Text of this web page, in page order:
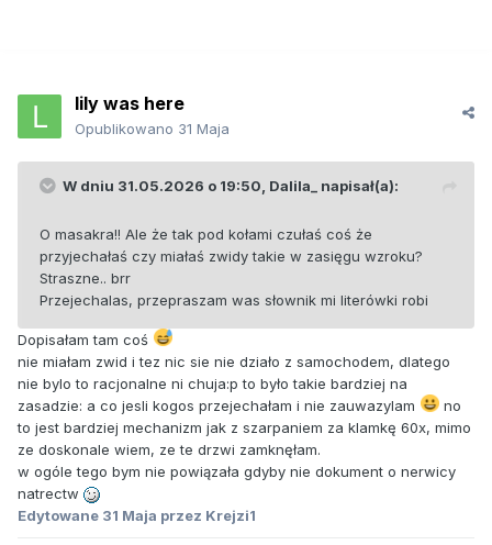
lily was here
Opublikowano 31 Maja
W dniu 31.05.2026 o 19:50, Dalila_ napisał(a):
O masakra!! Ale że tak pod kołami czułaś coś że
przyjechałaś czy miałaś zwidy takie w zasięgu wzroku?
Straszne.. brr
Przejechalas, przepraszam was słownik mi literówki robi
Dopisałam tam coś
nie miałam zwid i tez nic sie nie działo z samochodem, dlatego
nie bylo to racjonalne ni chuja:p to było takie bardziej na
zasadzie: a co jesli kogos przejechałam i nie zauwazylam
no
to jest bardziej mechanizm jak z szarpaniem za klamkę 60x, mimo
ze doskonale wiem, ze te drzwi zamknęłam.
w ogóle tego bym nie powiązała gdyby nie dokument o nerwicy
natrectw
Edytowane 31 Maja przez Krejzi1